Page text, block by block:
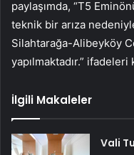
paylaşımda, “T5
teknik bir arıza
Silahtarağa-Alibeyköy
yapılmaktadır.” ifadeleri
İlgili Makaleler
Vali